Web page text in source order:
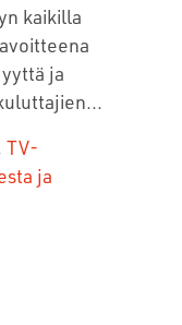
kaikilla
ja
TV-
ja